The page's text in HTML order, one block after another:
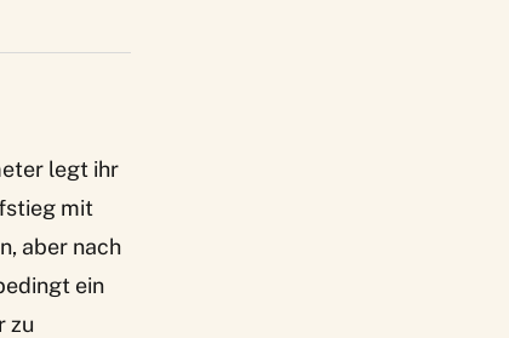
legt ihr
mit
aber nach
ein
zu